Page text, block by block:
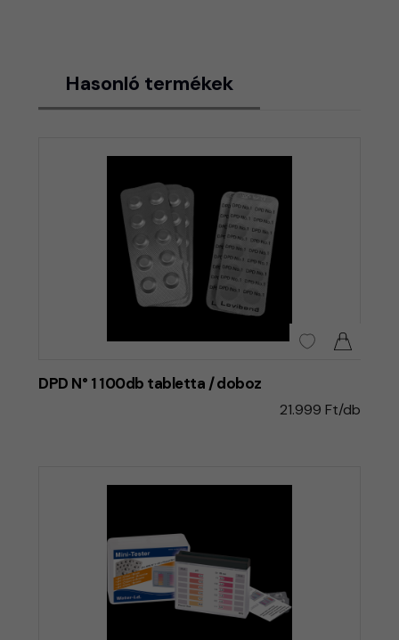
Hasonló termékek
DPD N° 1 100db tabletta / doboz
21.999 Ft/db